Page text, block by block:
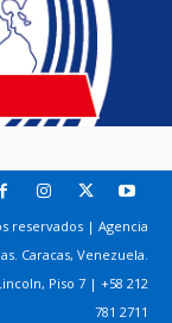
reservados | Agencia
Caracas, Venezuela.
Piso 7 | +58 212
781 2711